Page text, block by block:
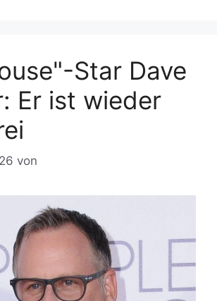
Star Dave
Er ist wieder
von